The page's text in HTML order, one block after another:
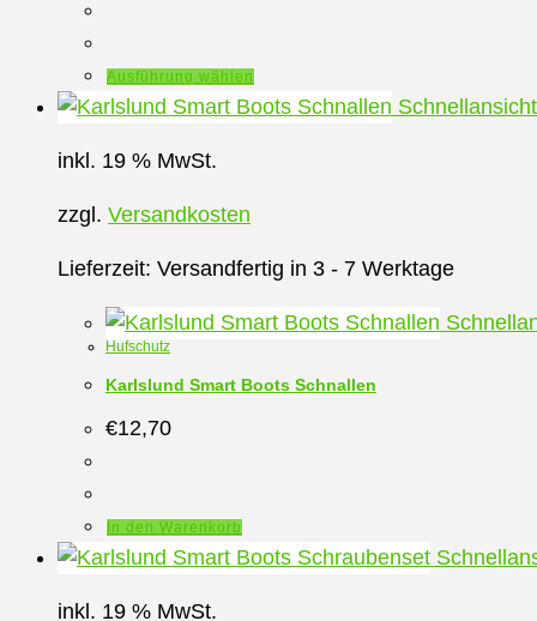
Ausführung wählen
Produkt
Die
können
der
Schnellansicht
inkl. 19 % MwSt.
zzgl. Versandkosten
Lieferzeit: Versandfertig in 3 - 7 Werktage
Hufschutz
Karlslund Smart Boots Schnallen
€12,70
In den Warenkorb
inkl. 19 % MwSt.